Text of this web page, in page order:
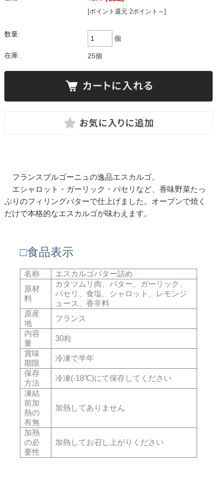
[ポイント還元 2ポイント～]
数量:
個
在庫: 25個
フランスブルゴーニュの逸品エスカルゴ。
エシャロット・ガーリック・パセリなど、香味野菜たっ
ぷりのフィリングバターで仕上げました。オーブンで焼く
だけで本格的なエスカルゴが味わえます。
□食品表示
名称
エスカルゴバター詰め
原材
料
カタツムリ肉、バター、ガーリック、
パセリ、食塩、シャロット、レモンジ
ュース、香辛料
原産
地
フランス
内容
量
30粒
賞味
期限
冷凍で半年
保存
方法
冷凍(-18℃)にて保存してください
凍結
前加
熱の
有無
加熱してありません
加熱
の必
要性
加熱してお召し上がりください